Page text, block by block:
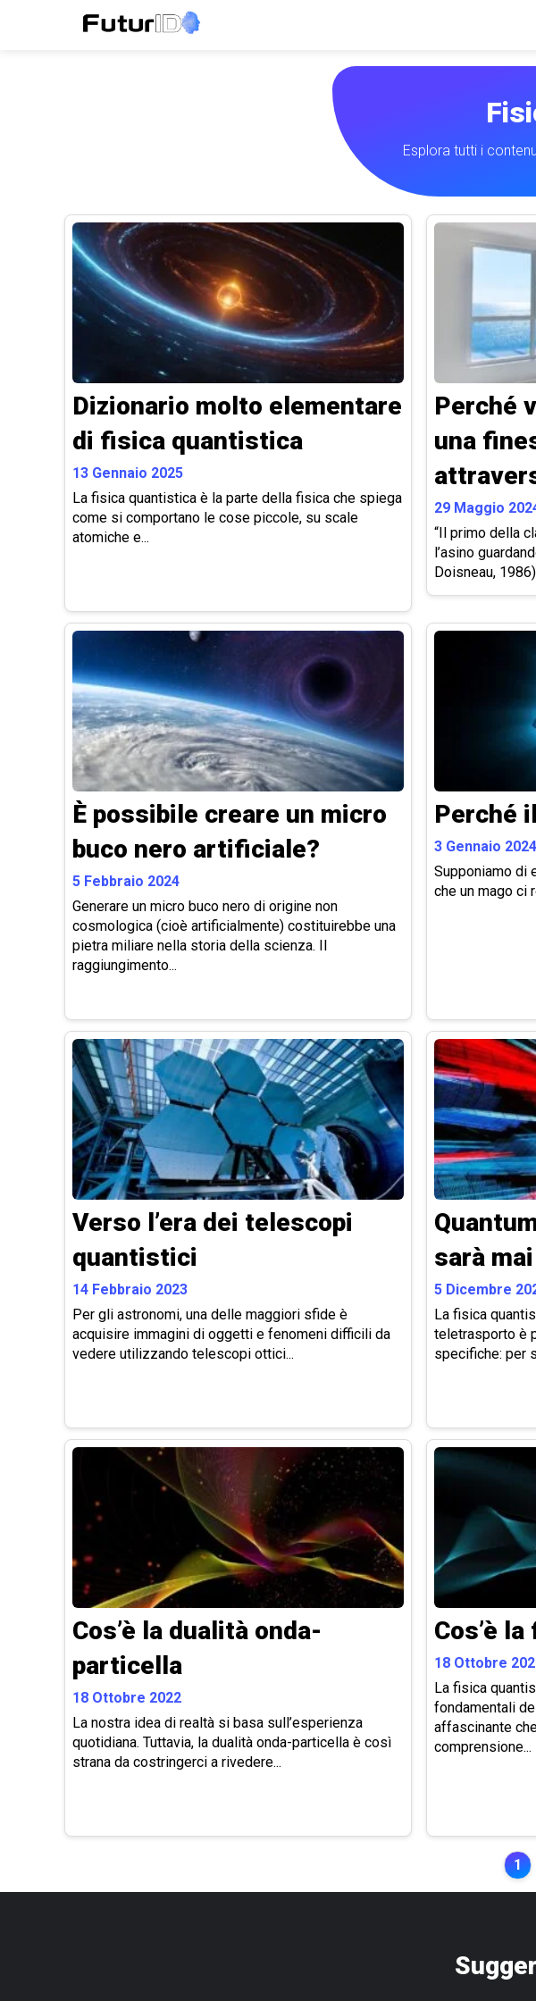
Esplora tutti i
Dizionario molto elementare
di fisica quantistica
13 Gennaio 2025
La fisica quantistica è la parte della fisica che spiega
come si comportano le cose piccole, su scale
atomiche e...
Perché
una
29 Maggio
“Il primo della
l’asino
Doisneau,
È possibile creare un micro
buco nero artificiale?
5 Febbraio 2024
Generare un micro buco nero di origine non
cosmologica (cioè artificialmente) costituirebbe una
pietra miliare nella storia della scienza. Il
raggiungimento...
Perché
3 Gennaio 2024
Supponiamo di
che un mago ci
Verso l’era dei telescopi
quantistici
14 Febbraio 2023
Per gli astronomi, una delle maggiori sfide è
acquisire immagini di oggetti e fenomeni difficili da
vedere utilizzando telescopi ottici...
sarà
5 Dicembre
La fisica
teletrasporto è
specifiche: per
Cos’è la dualità onda-
particella
18 Ottobre 2022
La nostra idea di realtà si basa sull’esperienza
quotidiana. Tuttavia, la dualità onda-particella è così
strana da costringerci a rivedere...
Cos’è
18 Ottobre
La fisica
fondamentali
affascinante
comprensione...
degli
1